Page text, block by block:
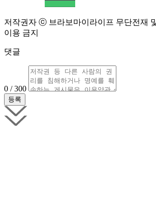
저작권자 ⓒ 브라보마이라이프 무단전재
이용 금지
댓글
0 / 300